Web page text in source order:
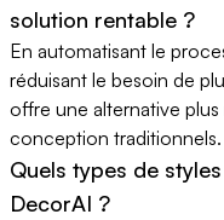
solution rentable ?
En automatisant le
réduisant le besoin de
offre une alternative
conception traditionnels.
Quels types de
DecorAI ?